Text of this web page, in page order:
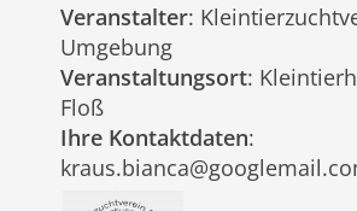
Veranstalter:
Umgebung
Veranstaltungsort:
Floß
Ihre Kontaktdaten: